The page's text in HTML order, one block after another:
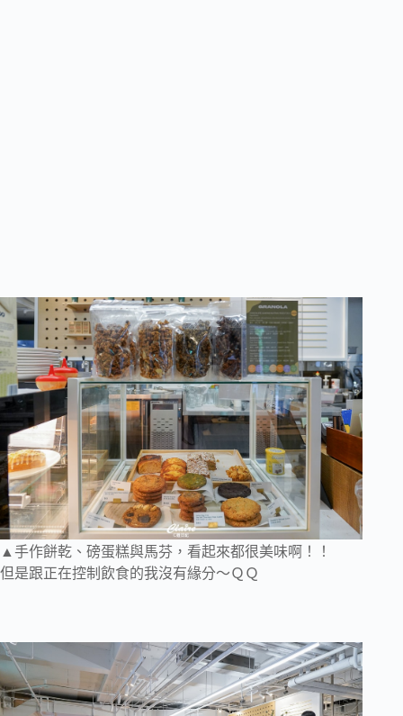
▲手作餅乾、磅蛋糕與馬芬，看起來都很美味啊！！
但是跟正在控制飲食的我沒有緣分～ＱＱ